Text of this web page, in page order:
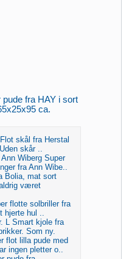
fra HAY i sort
ca.
skål fra Herstal
skår ..
Wiberg Super
fra Ann Wibe..
Bolia, mat sort
været
flotte solbriller fra
hul ..
L Smart kjole fra
Som ny.
flot lilla pude med
ingen pletter o..